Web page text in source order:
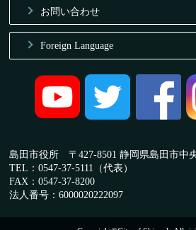
お問い合わせ
Foreign Language
島田市役所 〒427-8501 静岡県島田市中
TEL：0547-37-5111（代表）
FAX：0547-37-8200
法人番号：6000020222097